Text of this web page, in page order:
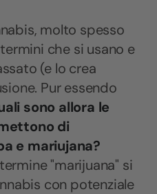
molto spesso
che si usano e
(e lo crea
Pur essendo
sono allora le
di
e mariujana?
"marijuana" si
con potenziale